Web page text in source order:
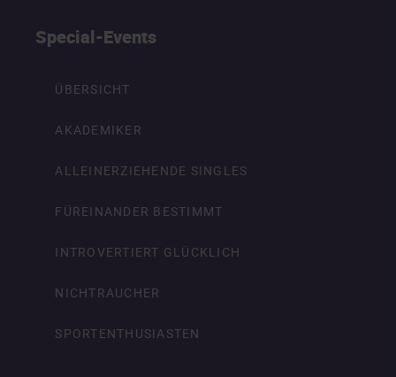
Special-Events
ÜBERSICHT
AKADEMIKER
ALLEINERZIEHENDE SINGLES
FÜREINANDER BESTIMMT
INTROVERTIERT GLÜCKLICH
NICHTRAUCHER
SPORTENTHUSIASTEN